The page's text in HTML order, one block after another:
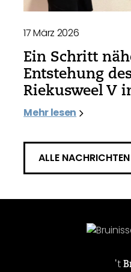
17 März 2026
Ein Schritt
Entstehung
Riekusweel V
Mehr lesen
ALLE NACHRICHTEN
't